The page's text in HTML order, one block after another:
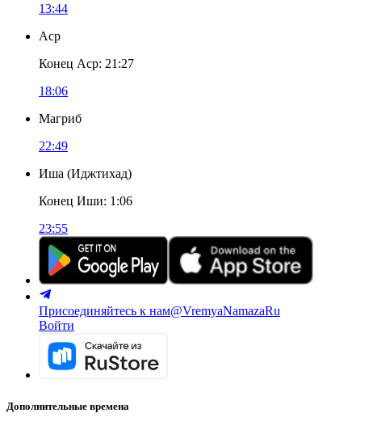
13:44
Аср
Конец Аср: 21:27
18:06
Магриб
22:49
Иша (Иджтихад)
Конец Иши: 1:06
23:55
Присоединяйтесь к нам@VremyaNamazaRu
Войти
Дополнительные времена